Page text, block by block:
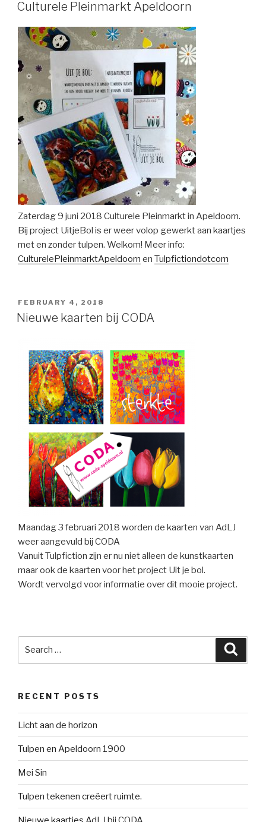
ON
Culturele Pleinmarkt Apeldoorn
Zaterdag 9 juni 2018 Culturele Pleinmarkt in Apeldoorn.
Bij project UitjeBol is er weer volop gewerkt aan kaartjes
met en zonder tulpen. Welkom! Meer info:
CulturelePleinmarktApeldoorn en Tulpfictiondotcom
POSTED
ON
FEBRUARY 4, 2018
Nieuwe kaarten bij CODA
Maandag 3 februari 2018 worden de kaarten van AdLJ
weer aangevuld bij CODA
Vanuit Tulpfiction zijn er nu niet alleen de kunstkaarten
maar ook de kaarten voor het project Uit je bol.
Wordt vervolgd voor informatie over dit mooie project.
RECENT POSTS
Licht aan de horizon
Tulpen en Apeldoorn 1900
Mei Sin
Tulpen tekenen creëert ruimte.